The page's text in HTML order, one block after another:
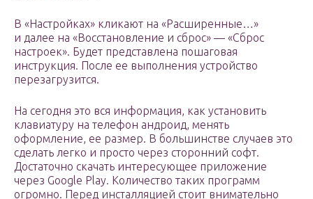
В «Настройках» кликают на «Расширенные…»
и далее на «Восстановление и сброс» — «Сброс
настроек». Будет представлена пошаговая
инструкция. После ее выполнения устройство
перезагрузится.
На сегодня это вся информация, как установить
клавиатуру на телефон андроид, менять
оформление, ее размер. В большинстве случаев это
сделать легко и просто через сторонний софт.
Достаточно скачать интересующее приложение
через Google Play. Количество таких программ
огромно. Перед инсталляцией стоит внимательно